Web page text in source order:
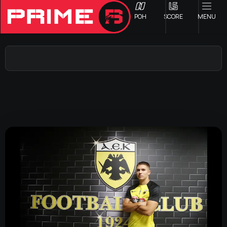
ΡΟΗ SCORE MENU
Α2 ΕΠΣΗ
Β1 ΕΠΣΗ
Β2 ΕΠΣΗ